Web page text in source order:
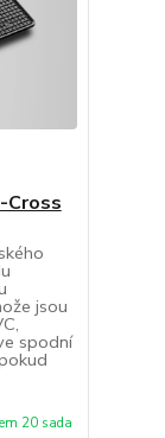
Cross
jsou
spodní
20 sada